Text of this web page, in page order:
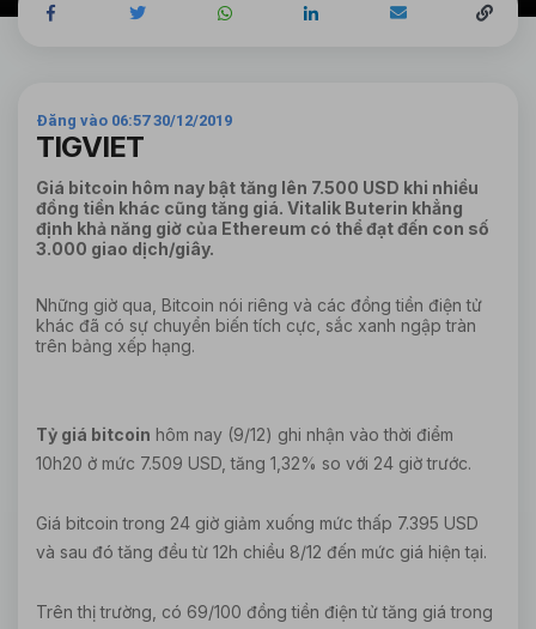
Đăng vào 06:57 30/12/2019
TIGVIET
Giá bitcoin hôm nay bật tăng lên 7.500 USD khi nhiều
đồng tiền khác cũng tăng giá. Vitalik Buterin khẳng
định khả năng giờ của Ethereum có thể đạt đến con số
3.000 giao dịch/giây.
Những giờ qua, Bitcoin nói riêng và các đồng tiền điện tử
khác đã có sự chuyển biến tích cực, sắc xanh ngập tràn
trên bảng xếp hạng.
Tỷ giá bitcoin hôm nay (9/12) ghi nhận vào thời điểm
10h20 ở mức 7.509 USD, tăng 1,32% so với 24 giờ trước.
Giá bitcoin trong 24 giờ giảm xuống mức thấp 7.395 USD
và sau đó tăng đều từ 12h chiều 8/12 đến mức giá hiện tại.
Trên thị trường, có 69/100 đồng tiền điện tử tăng giá trong